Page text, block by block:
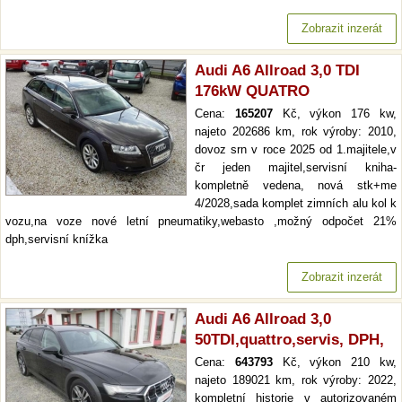
Zobrazit inzerát
Audi A6 Allroad 3,0 TDI
176kW QUATRO
Cena: 165207Kč, výkon 176 kw,
najeto 202686 km, rok výroby: 2010,
dovoz srn v roce 2025 od 1.majitele,v
čr jeden majitel,servisní kniha-
kompletně vedena, nová stk+me
4/2028,sada komplet zimních alu kol k
vozu,na voze nové letní pneumatiky,webasto ,možný odpočet 21%
dph,servisní knížka
Zobrazit inzerát
Audi A6 Allroad 3,0
50TDI,quattro,servis, DPH,
Cena: 643793Kč, výkon 210 kw,
najeto 189021 km, rok výroby: 2022,
kompletní historie v autorizovaném